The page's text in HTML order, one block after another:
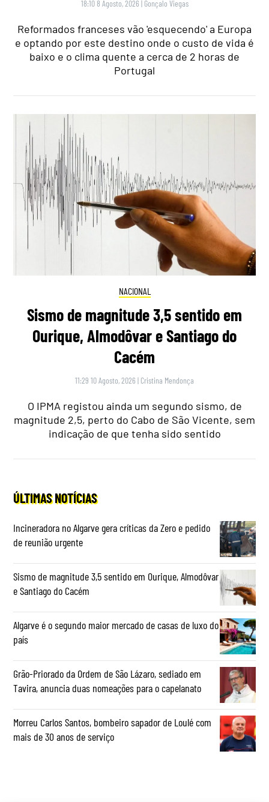
18:10 8 Agosto, 2026 | Gonçalo Viegas
Reformados franceses vão 'esquecendo' a Europa
e optando por este destino onde o custo de vida é
baixo e o clima quente a cerca de 2 horas de
Portugal
NACIONAL
Sismo de magnitude 3,5 sentido em
Ourique, Almodôvar e Santiago do
Cacém
11:29 10 Agosto, 2026 | Cristina Mendonça
O IPMA registou ainda um segundo sismo, de
magnitude 2,5, perto do Cabo de São Vicente, sem
indicação de que tenha sido sentido
ÚLTIMAS NOTÍCIAS
Incineradora no Algarve gera críticas da Zero e pedido
de reunião urgente
Sismo de magnitude 3,5 sentido em Ourique, Almodôvar
e Santiago do Cacém
Algarve é o segundo maior mercado de casas de luxo do
país
Grão-Priorado da Ordem de São Lázaro, sediado em
Tavira, anuncia duas nomeações para o capelanato
Morreu Carlos Santos, bombeiro sapador de Loulé com
mais de 30 anos de serviço